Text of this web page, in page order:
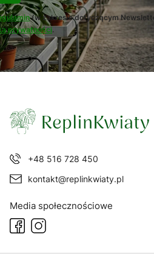
(w zakresie dotyczącym
prywatności.
+48 516 728 450
kontakt@replinkwiaty.pl
Media społecznościowe